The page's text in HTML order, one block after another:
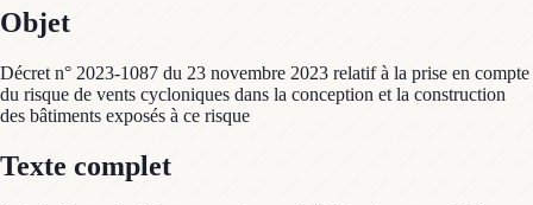
Objet
Décret n° 2023-1087 du 23 novembre 2023 relatif à la prise en compte
du risque de vents cycloniques dans la conception et la construction
des bâtiments exposés à ce risque
Texte complet